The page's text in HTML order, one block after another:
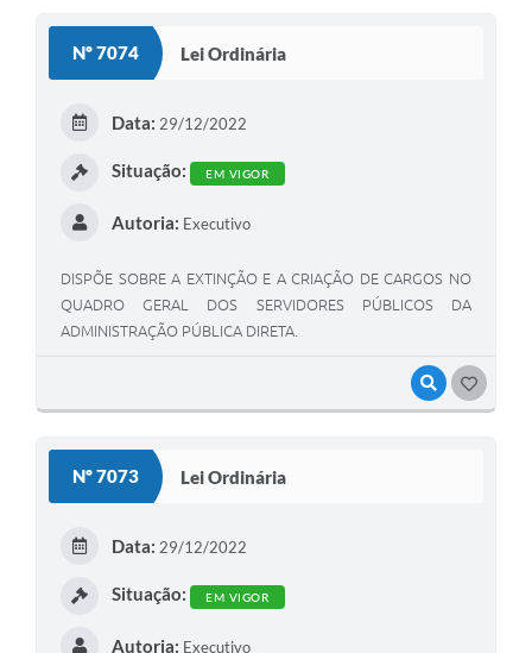
Nº 7074 Lei Ordinária
VISUALIZAR
Data: 29/12/2022
Situação: EM VIGOR
Autoria: Executivo
DISPÕE SOBRE A EXTINÇÃO E A CRIAÇÃO DE CARGOS NO
QUADRO GERAL DOS SERVIDORES PÚBLICOS DA
ADMINISTRAÇÃO PÚBLICA DIRETA.
Nº 7073 Lei Ordinária
Data: 29/12/2022
Situação: EM VIGOR
Autoria: Executivo